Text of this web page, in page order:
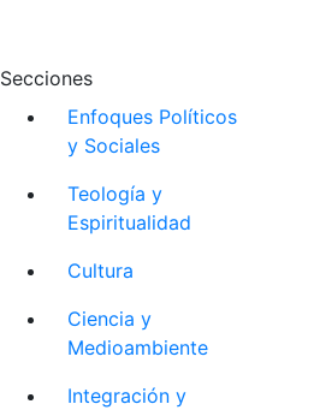
Secciones
Enfoques Políticos
y Sociales
Teología y
Espiritualidad
Cultura
Ciencia y
Medioambiente
Integración y